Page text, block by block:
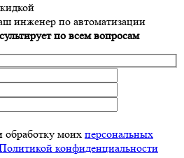
инженер по автоматизации
по всем вопросам
обработку моих персональных
конфиденциальности